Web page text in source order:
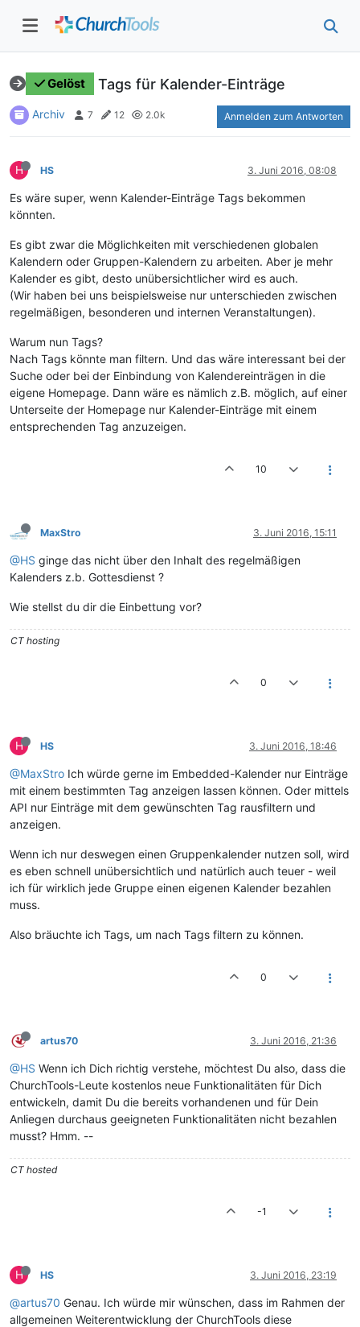
Gelöst Tags für Kalender-Einträge
Archiv 7 12 2.0k Anmelden zum Antworten
H HS 3. Juni 2016, 08:08
Es wäre super, wenn Kalender-Einträge Tags bekommen
könnten.
Es gibt zwar die Möglichkeiten mit verschiedenen globalen
Kalendern oder Gruppen-Kalendern zu arbeiten. Aber je mehr
Kalender es gibt, desto unübersichtlicher wird es auch.
(Wir haben bei uns beispielsweise nur unterschieden zwischen
regelmäßigen, besonderen und internen Veranstaltungen).
Warum nun Tags?
Nach Tags könnte man filtern. Und das wäre interessant bei der
Suche oder bei der Einbindung von Kalendereinträgen in die
eigene Homepage. Dann wäre es nämlich z.B. möglich, auf einer
Unterseite der Homepage nur Kalender-Einträge mit einem
entsprechenden Tag anzuzeigen.
10
MaxStro 3. Juni 2016, 15:11
@HS ginge das nicht über den Inhalt des regelmäßigen
Kalenders z.b. Gottesdienst ?
Wie stellst du dir die Einbettung vor?
CT hosting
0
H HS 3. Juni 2016, 18:46
@MaxStro Ich würde gerne im Embedded-Kalender nur Einträge
mit einem bestimmten Tag anzeigen lassen können. Oder mittels
API nur Einträge mit dem gewünschten Tag rausfiltern und
anzeigen.
Wenn ich nur deswegen einen Gruppenkalender nutzen soll, wird
es eben schnell unübersichtlich und natürlich auch teuer - weil
ich für wirklich jede Gruppe einen eigenen Kalender bezahlen
muss.
Also bräuchte ich Tags, um nach Tags filtern zu können.
0
artus70 3. Juni 2016, 21:36
@HS Wenn ich Dich richtig verstehe, möchtest Du also, dass die
ChurchTools-Leute kostenlos neue Funktionalitäten für Dich
entwickeln, damit Du die bereits vorhandenen und für Dein
Anliegen durchaus geeigneten Funktionalitäten nicht bezahlen
musst? Hmm. --
CT hosted
-1
H HS 3. Juni 2016, 23:19
@artus70 Genau. Ich würde mir wünschen, dass im Rahmen der
allgemeinen Weiterentwicklung der ChurchTools diese